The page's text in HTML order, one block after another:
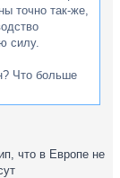
точно так-же,
силу.
Что больше
что в Европе не